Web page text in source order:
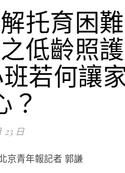
托育困難
低齡照護
若何讓
？
23 日
京青年報記者 郭謙